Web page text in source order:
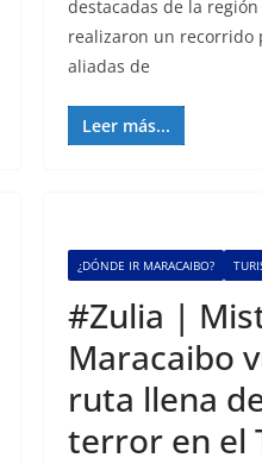
destacadas de la
realizaron un recorrido
aliadas de
Leer más...
¿DÓNDE IR MARACAIBO?
#Zulia |
Maracaibo
ruta llena
terror en el